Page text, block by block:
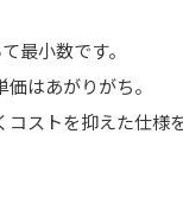
最小数です。
はあがりがち。
ストを抑えた仕様